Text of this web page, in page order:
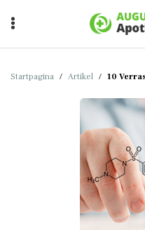
Startpagina / Artikel / 10